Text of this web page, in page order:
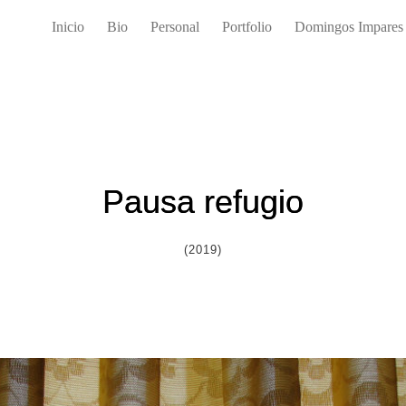
Inicio Bio Personal Portfolio Domingos Impares
Pausa refugio
(2019)